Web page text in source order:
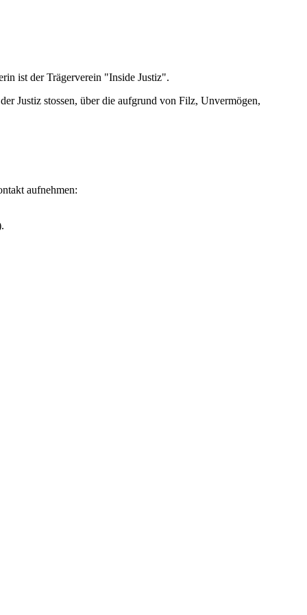
ist der Trägerverein "Inside Justiz".
Justiz stossen, über die aufgrund von Filz, Unvermögen,
aufnehmen: